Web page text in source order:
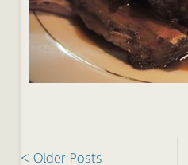
< Older Posts